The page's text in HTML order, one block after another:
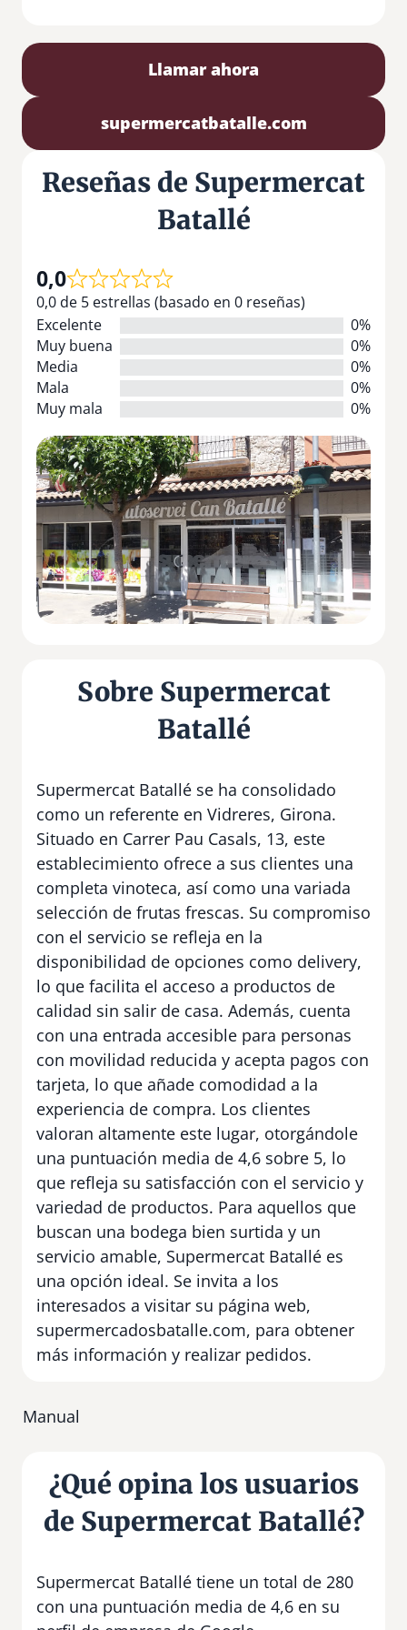
Llamar ahora
supermercatbatalle.com
Reseñas de Supermercat
Batallé
0,0
0,0 de 5 estrellas (basado en 0 reseñas)
Excelente
0%
Muy buena
0%
Media
0%
Mala
0%
Muy mala
0%
Sobre Supermercat
Batallé
Supermercat Batallé se ha consolidado
como un referente en Vidreres, Girona.
Situado en Carrer Pau Casals, 13, este
establecimiento ofrece a sus clientes una
completa vinoteca, así como una variada
selección de frutas frescas. Su compromiso
con el servicio se refleja en la
disponibilidad de opciones como delivery,
lo que facilita el acceso a productos de
calidad sin salir de casa. Además, cuenta
con una entrada accesible para personas
con movilidad reducida y acepta pagos con
tarjeta, lo que añade comodidad a la
experiencia de compra. Los clientes
valoran altamente este lugar, otorgándole
una puntuación media de 4,6 sobre 5, lo
que refleja su satisfacción con el servicio y
variedad de productos. Para aquellos que
buscan una bodega bien surtida y un
servicio amable, Supermercat Batallé es
una opción ideal. Se invita a los
interesados a visitar su página web,
supermercadosbatalle.com, para obtener
más información y realizar pedidos.
Manual
¿Qué opina los usuarios
de Supermercat Batallé?
Supermercat Batallé tiene un total de 280
con una puntuación media de 4,6 en su